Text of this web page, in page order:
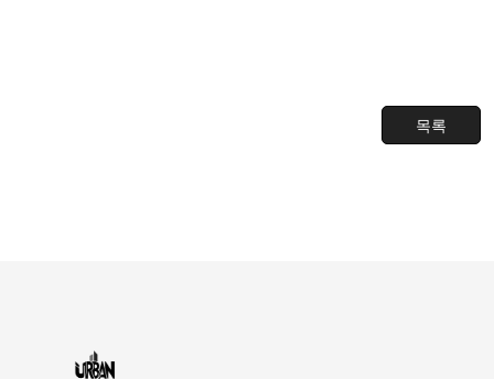
목록